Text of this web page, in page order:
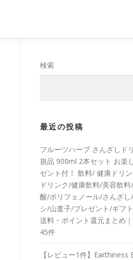
検索
最近の投稿
フルーツハーブ さんざしド
規品 900ml 2本セット お楽
ゼント付！ 飲料/ 健康ドリ
ドリンク/健康飲料/美容飲
酸/ポリフェノール/さんざ
シ/山査子/プレゼント/ギフ
送料・ポイント還元まとめ
45件
【レビュー1件】Earthiness